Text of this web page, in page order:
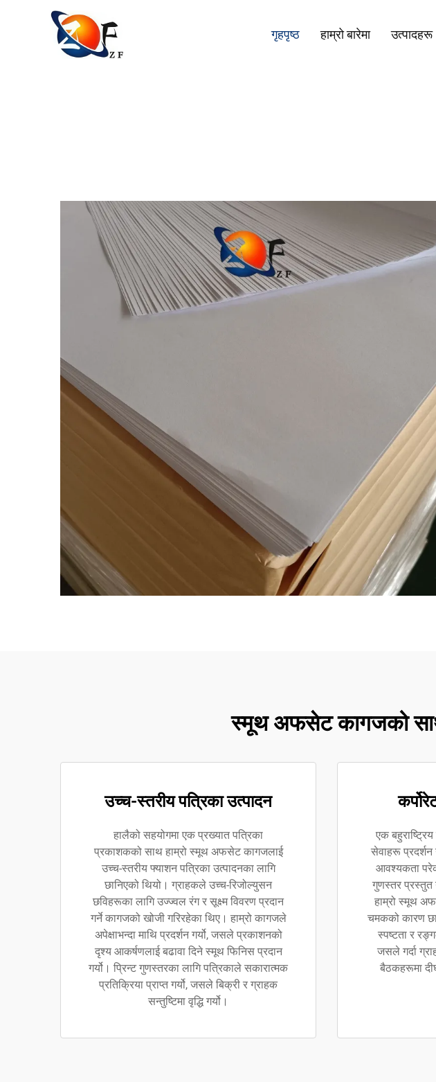
गृहपृष्ठ हाम्रो बारेमा उत्पादहरू
स्मूथ अफसेट कागजको साथ
उच्च-स्तरीय पत्रिका उत्पादन
हालैको सहयोगमा एक प्रख्यात पत्रिका
प्रकाशकको साथ हाम्रो स्मूथ अफसेट कागजलाई
उच्च-स्तरीय फ्याशन पत्रिका उत्पादनका लागि
छानिएको थियो। ग्राहकले उच्च-रिजोल्युसन
छविहरूका लागि उज्ज्वल रंग र सूक्ष्म विवरण प्रदान
गर्ने कागजको खोजी गरिरहेका थिए। हाम्रो कागजले
अपेक्षाभन्दा माथि प्रदर्शन गर्यो, जसले प्रकाशनको
दृश्य आकर्षणलाई बढावा दिने स्मूथ फिनिस प्रदान
गर्यो। प्रिन्ट गुणस्तरका लागि पत्रिकाले सकारात्मक
प्रतिक्रिया प्राप्त गर्यो, जसले बिक्री र ग्राहक
सन्तुष्टिमा वृद्धि गर्यो।
एक
सेवाहरू प्रदर्शन
आवश्यकता
गुणस्तर प्रस्तुत
हाम्रो स्मूथ
चमकको कारण
स्पष्टता र
जसले गर्दा
बैठकहरूमा